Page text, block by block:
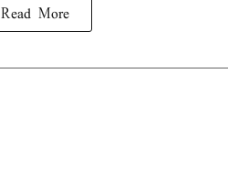
Read More